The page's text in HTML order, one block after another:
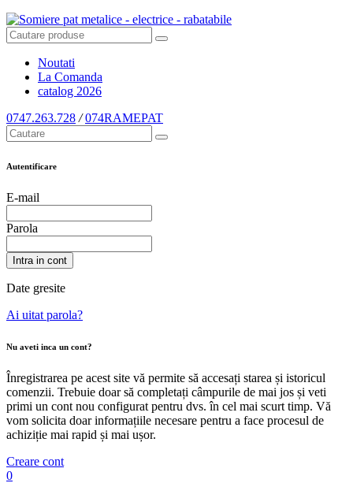
Noutati
La Comanda
catalog 2026
0747.263.728 / 074RAMEPAT
Autentificare
E-mail
Parola
Intra in cont
Date gresite
Ai uitat parola?
Nu aveti inca un cont?
Înregistrarea pe acest site vă permite să accesați starea și istoricul
comenzii. Trebuie doar să completați câmpurile de mai jos și veti
primi un cont nou configurat pentru dvs. în cel mai scurt timp. Vă
vom solicita doar informațiile necesare pentru a face procesul de
achiziție mai rapid și mai ușor.
Creare cont
0